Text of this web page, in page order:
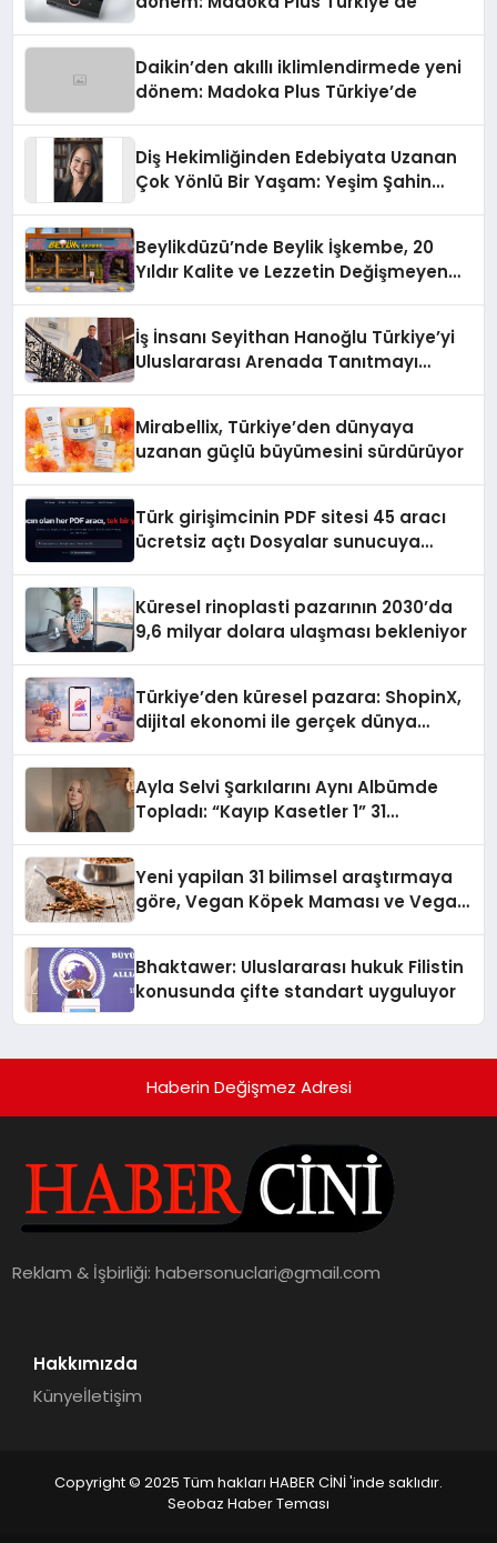
Daikin’den akıllı iklimlendirmede yeni
dönem: Madoka Plus Türkiye’de
Diş Hekimliğinden Edebiyata Uzanan
Çok Yönlü Bir Yaşam: Yeşim Şahin
Beylikdüzü’nde Beylik İşkembe, 20
Yıldır Kalite ve Lezzetin Değişmeyen
İş İnsanı Seyithan Hanoğlu Türkiye’yi
Uluslararası Arenada Tanıtmayı
Mirabellix, Türkiye’den dünyaya
uzanan güçlü büyümesini sürdürüyor
Türk girişimcinin PDF sitesi 45 aracı
ücretsiz açtı Dosyalar sunucuya
Küresel rinoplasti pazarının 2030’da
9,6 milyar dolara ulaşması bekleniyor
Türkiye’den küresel pazara: ShopinX,
dijital ekonomi ile gerçek dünya
Ayla Selvi Şarkılarını Aynı Albümde
Topladı: “Kayıp Kasetler 1” 31
Yeni yapilan 31 bilimsel araştırmaya
göre, Vegan Köpek Maması ve Vegan
Bhaktawer: Uluslararası hukuk Filistin
konusunda çifte standart uyguluyor
Haberin Değişmez Adresi
Reklam & İşbirliği:habersonuclari@gmail.com
Hakkımızda
Künyeİletişim
Copyright © 2025 Tüm hakları HABER CİNİ 'inde saklıdır.
Seobaz Haber Teması